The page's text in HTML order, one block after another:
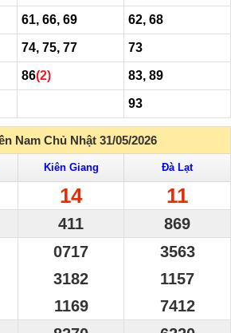
61, 66, 69 62, 68
74, 75, 77 73
86(2) 83, 89
93
Nam Chủ Nhật 31/05/2026
Kiên Giang Đà Lạt
14 11
411 869
0717
3182
1169
3563
1157
7412